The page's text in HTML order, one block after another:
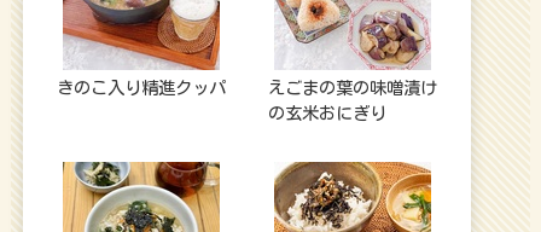
きのこ入り精進クッパ
えごまの葉の味噌漬け
の玄米おにぎり